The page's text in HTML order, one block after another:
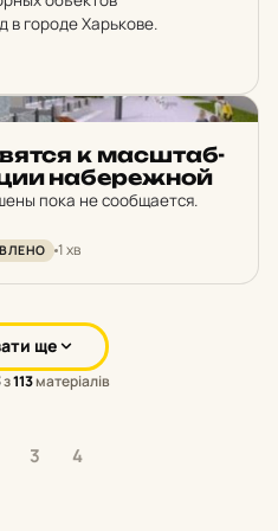
в городе Харькове.
к мас­штаб­
на­бе­реж­ной
пока не сообщается.
1 хв
ще
з113матеріалів
3 4